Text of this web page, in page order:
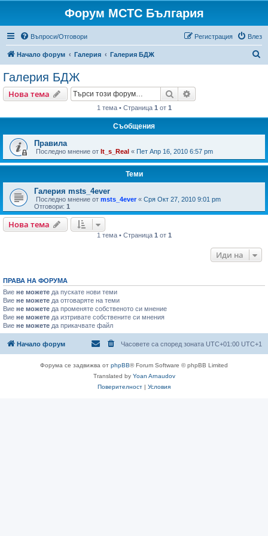
Форум МСТС България
Въпроси/Отговори Влез
Регистрация
Начало форум Галерия Галерия БДЖ
Галерия БДЖ
Нова тема Търсене
1 тема • Страница 1 от 1
Съобщения
Правила
Последно мнение от It_s_Real « Пет Апр 16, 2010 6:57 pm
Теми
Галерия msts_4ever
Последно мнение от msts_4ever « Сря Окт 27, 2010 9:01 pm
Отговори: 1
Нова тема
1 тема • Страница 1 от 1
Иди на
ПРАВА НА ФОРУМА
Вие не можете да пускате нови теми
Вие не можете да отговаряте на теми
Вие не можете да променяте собственото си мнение
Вие не можете да изтривате собствените си мнения
Вие не можете да прикачвате файл
Начало форум Часовете са според зоната UTC+01:00 UTC+1
Форума се задвижва от phpBB® Forum Software © phpBB Limited
Translated by Yoan Arnaudov
Поверителност | Условия